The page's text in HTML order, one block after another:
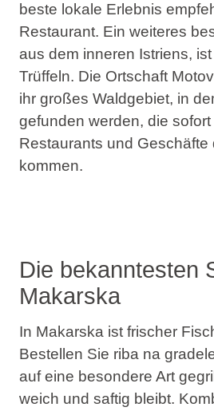
beste lokale Erlebnis
Restaurant. Ein weiteres
aus dem inneren Istriens,
Trüffeln. Die Ortschaft
ihr großes Waldgebiet, in
gefunden werden, die sofort
Restaurants und Geschäfte
kommen.
Die bekanntesten
Makarska
In Makarska ist frischer
Bestellen Sie riba na
auf eine besondere Art
weich und saftig bleibt.